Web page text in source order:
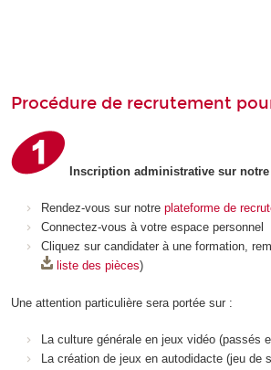
Procédure de recrutement
Inscription administrative sur
Rendez-vous sur notre plateforme de
Connectez-vous à votre espace personnel
Cliquez sur candidater à une formation,
liste des pièces)
Une attention particulière sera portée sur :
La culture générale en jeux vidéo (passés
La création de jeux en autodidacte (jeu de